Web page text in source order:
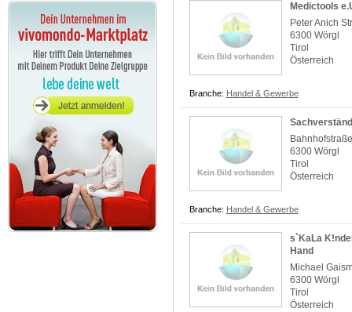
Medictools
Peter Anich
6300 Wörgl
Tirol
Österreich
Branche: Handel & Gewerbe
6300 Wörgl
Tirol
Österreich
Branche: Handel & Gewerbe
s`KaLa
Hand
Michael
6300 Wörgl
Tirol
Österreich